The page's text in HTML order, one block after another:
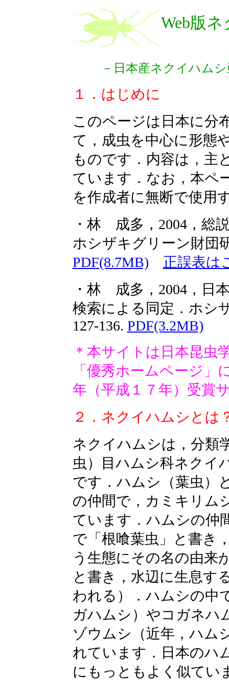
Web版
－日本産ネクイハム
１．はじめに
このページは日本に分
て，成虫を中心に形態
ものです．内容は，主
ています．なお，本ペ
を作成者に無断で使用
・林 成多，2004，総
ホシザキグリーン財団
PDF(8.7MB)
正誤表は
・林 成多，2004，日
検索による同定．ホシ
127-136. PDF(3.2MB)
＊本サイトは日本昆虫
「優秀ホームページ」
年（平成１７年）受賞
２．ネクイハムシとは
ネクイハムシは，分類
虫）目ハムシ科ネクイ
です．ハムシ（葉虫）
の仲間で，カミキリム
ています．ハムシの仲
で「根喰葉虫」と書き
う生態にその名の由来
と書き，水辺に生息す
われる）．ハムシの中
ガハムシ）やコガネハ
ゾウムシ（近年，ハム
れています．日本のハ
にもっともよく似てい